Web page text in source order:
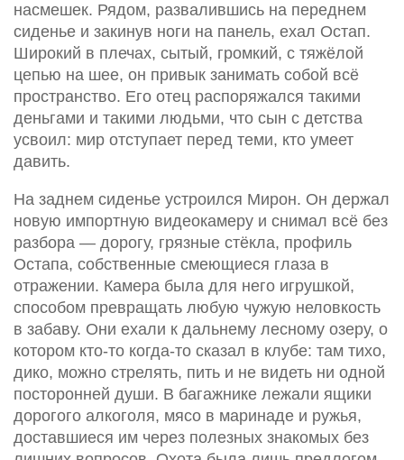
насмешек. Рядом, развалившись на переднем
сиденье и закинув ноги на панель, ехал Остап.
Широкий в плечах, сытый, громкий, с тяжёлой
цепью на шее, он привык занимать собой всё
пространство. Его отец распоряжался такими
деньгами и такими людьми, что сын с детства
усвоил: мир отступает перед теми, кто умеет
давить.
На заднем сиденье устроился Мирон. Он держал
новую импортную видеокамеру и снимал всё без
разбора — дорогу, грязные стёкла, профиль
Остапа, собственные смеющиеся глаза в
отражении. Камера была для него игрушкой,
способом превращать любую чужую неловкость
в забаву. Они ехали к дальнему лесному озеру, о
котором кто-то когда-то сказал в клубе: там тихо,
дико, можно стрелять, пить и не видеть ни одной
посторонней души. В багажнике лежали ящики
дорогого алкоголя, мясо в маринаде и ружья,
доставшиеся им через полезных знакомых без